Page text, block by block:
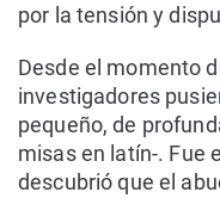
por la tensión y
Desde el momento
investigadores
pequeño, de
misas en latín-. Fue
descubrió que el